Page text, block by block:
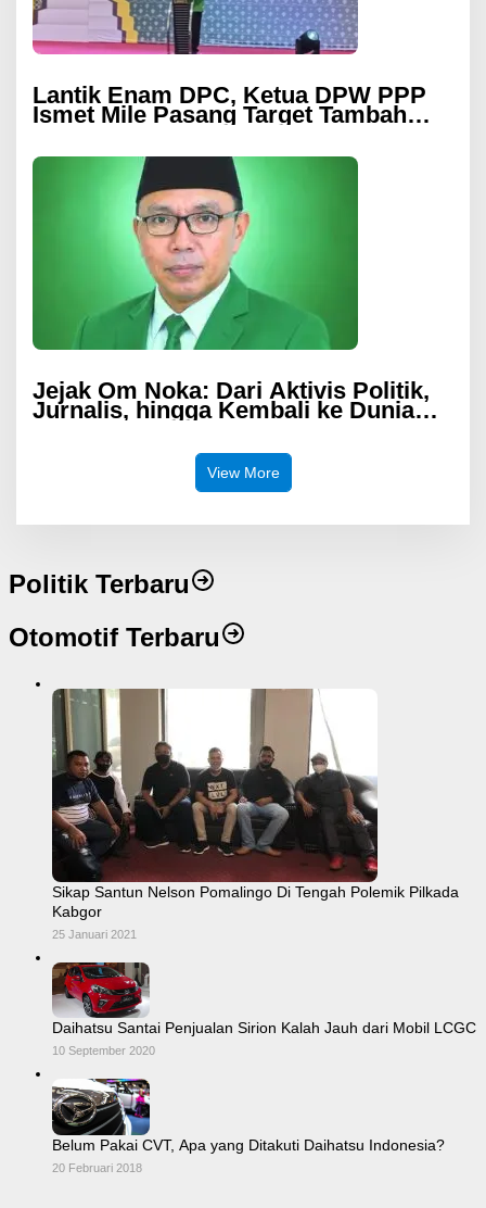
Lantik Enam DPC, Ketua DPW PPP
Ismet Mile Pasang Target Tambah
Jejak Om Noka: Dari Aktivis Politik,
Jurnalis, hingga Kembali ke Dunia
View More
Politik Terbaru
Otomotif Terbaru
Sikap Santun Nelson Pomalingo Di Tengah Polemik Pilkada
Kabgor
25 Januari 2021
Daihatsu Santai Penjualan Sirion Kalah Jauh dari Mobil LCGC
10 September 2020
Belum Pakai CVT, Apa yang Ditakuti Daihatsu Indonesia?
20 Februari 2018